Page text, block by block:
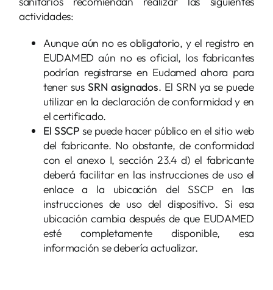
actividades:
Aunque aún no es obligatorio, y el registro en
EUDAMED aún no es oficial, los fabricantes
podrían registrarse en Eudamed ahora para
tener susSRN asignados. El SRN ya se puede
utilizar en la declaración de conformidad y en
el certificado.
El SSCP se puede hacer público en el sitio web
del fabricante. No obstante, de conformidad
con el anexo I, sección 23.4 d) el fabricante
deberá facilitar en las instrucciones de uso el
enlace a la ubicación del SSCP en las
instrucciones de uso del dispositivo. Si esa
ubicación cambia después de que EUDAMED
esté completamente disponible, esa
información se debería actualizar.